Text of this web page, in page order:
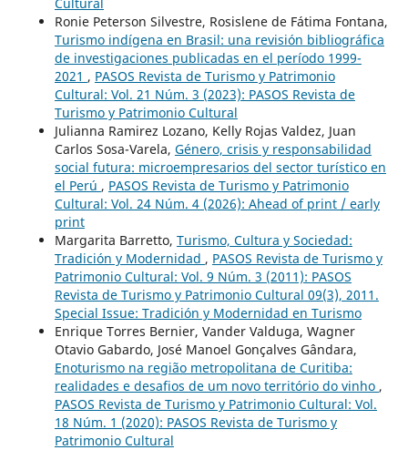
Ronie Peterson Silvestre, Rosislene de Fátima Fontana,
Turismo indígena en Brasil: una revisión bibliográfica
de investigaciones publicadas en el período 1999-
2021 , PASOS Revista de Turismo y Patrimonio
Cultural: Vol. 21 Núm. 3 (2023): PASOS Revista de
Turismo y Patrimonio Cultural
Julianna Ramirez Lozano, Kelly Rojas Valdez, Juan
Carlos Sosa-Varela, Género, crisis y responsabilidad
social futura: microempresarios del sector turístico en
el Perú , PASOS Revista de Turismo y Patrimonio
Cultural: Vol. 24 Núm. 4 (2026): Ahead of print / early
print
Margarita Barretto, Turismo, Cultura y Sociedad:
Tradición y Modernidad , PASOS Revista de Turismo y
Patrimonio Cultural: Vol. 9 Núm. 3 (2011): PASOS
Revista de Turismo y Patrimonio Cultural 09(3), 2011.
Special Issue: Tradición y Modernidad en Turismo
Enrique Torres Bernier, Vander Valduga, Wagner
Otavio Gabardo, José Manoel Gonçalves Gândara,
Enoturismo na região metropolitana de Curitiba:
realidades e desafios de um novo território do vinho ,
PASOS Revista de Turismo y Patrimonio Cultural: Vol.
18 Núm. 1 (2020): PASOS Revista de Turismo y
Patrimonio Cultural